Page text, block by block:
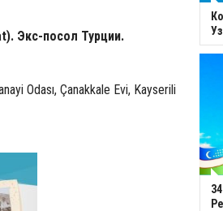
Экс-посол Турции.
Odası, Çanakkale Evi, Kayserili